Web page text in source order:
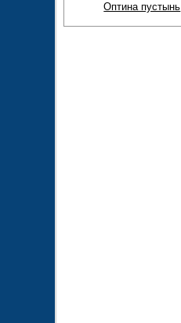
Оптина пустынь